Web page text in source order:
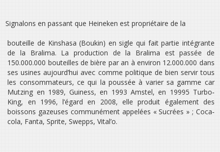
Signalons en passant que Heineken est propriétaire de la
bouteille de Kinshasa (Boukin) en sigle qui fait partie intégrante
de la Bralima. La production de la Bralima est passée de
150.000.000 bouteilles de bière par an à environ 12.000.000 dans
ses usines aujourd’hui avec comme politique de bien servir tous
les consommateurs, ce qui la poussée à varier sa gamme car
Mutzing en 1989, Guiness, en 1993 Amstel, en 19995 Turbo‐
King, en 1996, l’égard en 2008, elle produit également des
boissons gazeuses communément appelées « Sucrées » ; Coca‐
cola, Fanta, Sprite, Swepps, Vital’o.